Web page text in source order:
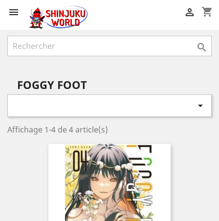
 shopping_cart


FOGGY FOOT

Affichage 1-4 de 4 article(s)